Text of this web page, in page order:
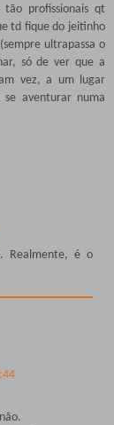
tão profissionais qt
td fique do jeitinho
ultrapassa o
só de ver que a
vez, a um lugar
se aventurar numa
Realmente, é o